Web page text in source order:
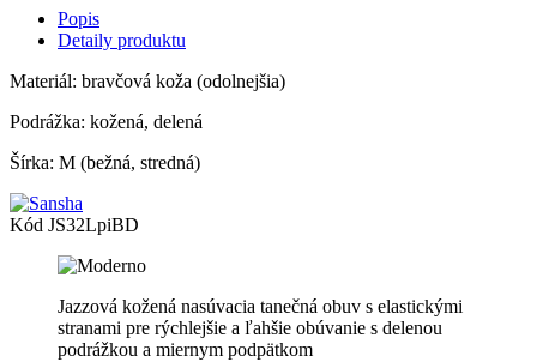
Popis
Detaily produktu
Materiál: bravčová koža (odolnejšia)
Podrážka: kožená, delená
Šírka: M (bežná, stredná)
Kód JS32LpiBD
Jazzová kožená nasúvacia tanečná obuv s elastickými
stranami pre rýchlejšie a ľahšie obúvanie s delenou
podrážkou a miernym podpätkom